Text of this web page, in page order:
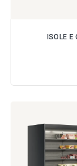
ISOLE E